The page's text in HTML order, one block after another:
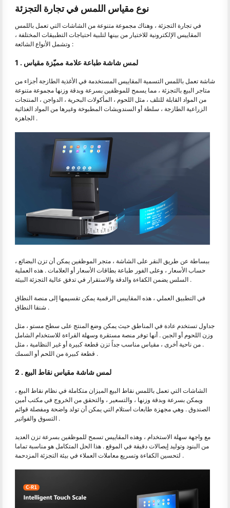
نوع مقياس اللمس في تجارة التجزئة
في تجارة التجزئة ، وهناك مجموعة متنوعة من الشاشات التي تعمل باللمس
المقاييس الإلكترونية للاختيار من بينها لتلبية احتياجات التطبيقات المختلفة ،
وتشمل الأنواع الشائعة :
1 . لمس شاشة طباعة علامة مميّزة مقياس
شاشة تعمل باللمس التسمية المقاييس المستخدمة في الأغذية الطازجة أجزاء من
متاجر البيع بالتجزئة ، مما يسمح للموظفين بسرعة وبدقة وزنها مجموعة متنوعة
من المواد القابلة للتلف ، مثل اللحوم ، المأكولات البحرية ، الدواجن ، المنتجات
الزراعية الطازجة ، سلطة أو السندويشات المطبوخة وغيرها من المواد الغذائية
الجاهزة .
ببساطة عن طريق النقر على الشاشة ، متجر الموظفين يمكن أن تزن البضائع ،
حساب الأسعار ، وعلى الفور طباعة بطاقات الأسعار أو العلامات . هذه العملية
السلس يضمن الكفاءة والدقة والاستقرار في تدفق عالية التجزئة البيئة .
في التطبيق العملي ، هذه المقاييس الرقمية يمكن تقسيمها إلى منصة النطاق
شنقا النطاق .
جداول تستخدم عادة في المناطق حيث يمكن وضع المنتج على سطح مستو ، مثل
وزن اللحوم أو الجبن . أنها توفر منصة مستقرة وسهلة القراءة للاستخدام الشامل
. من ناحية أخرى ، مقياس مناسب جداً تزن قطعة كبيرة أو غير النظامية ، مثل
قطعة كبيرة من اللحم أو السمك .
2 . لمس شاشة مقياس نقاط البيع
الشاشات التي تعمل باللمس نقاط البيع الميزان متكاملة في نظام نقاط البيع ،
ويمكن بسرعة وبدقة وزنها ، والتسعير ، والتحقق من الخروج في مكتب أمين
الصندوق . وهي مجهزة طابعات استلام التي يمكن أن تولد واضحة ومفصلة قوائم
التسوق والفواتير .
مع واجهة سهلة الاستخدام ، وهذه المقاييس تسمح للموظفين بسرعة تزن العديد
من البنود وتوليد إيصالات دقيقة في الموقع . هذا الحل المتكامل هو مناسبة تماما
لتحسين الكفاءة وتسريع معاملات العملاء في بيئة التجزئة المزدحمة .